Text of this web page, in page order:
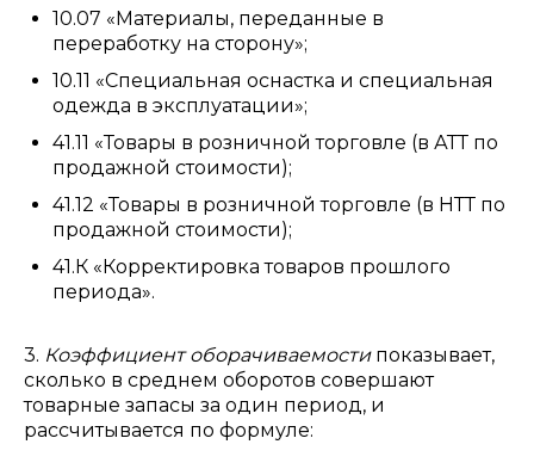
10.07 «Материалы, переданные в
переработку на сторону»;
10.11 «Специальная оснастка и специальная
одежда в эксплуатации»;
41.11 «Товары в розничной торговле (в АТТ по
продажной стоимости);
41.12 «Товары в розничной торговле (в НТТ по
продажной стоимости);
41.К «Корректировка товаров прошлого
периода».
3. Коэффициент оборачиваемостипоказывает,
сколько в среднем оборотов совершают
товарные запасы за один период, и
рассчитывается по формуле: